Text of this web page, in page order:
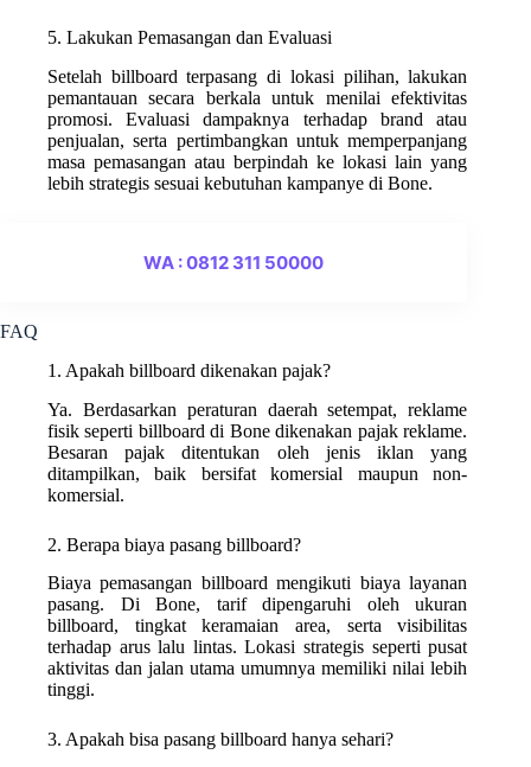
5. Lakukan Pemasangan dan Evaluasi
Setelah billboard terpasang di lokasi pilihan, lakukan
pemantauan secara berkala untuk menilai efektivitas
promosi. Evaluasi dampaknya terhadap brand atau
penjualan, serta pertimbangkan untuk memperpanjang
masa pemasangan atau berpindah ke lokasi lain yang
lebih strategis sesuai kebutuhan kampanye di Bone.
WA : 0812 311 50000
FAQ
1. Apakah billboard dikenakan pajak?
Ya. Berdasarkan peraturan daerah setempat, reklame
fisik seperti billboard di Bone dikenakan pajak reklame.
Besaran pajak ditentukan oleh jenis iklan yang
ditampilkan, baik bersifat komersial maupun non-
komersial.
2. Berapa biaya pasang billboard?
Biaya pemasangan billboard mengikuti biaya layanan
pasang. Di Bone, tarif dipengaruhi oleh ukuran
billboard, tingkat keramaian area, serta visibilitas
terhadap arus lalu lintas. Lokasi strategis seperti pusat
aktivitas dan jalan utama umumnya memiliki nilai lebih
tinggi.
3. Apakah bisa pasang billboard hanya sehari?